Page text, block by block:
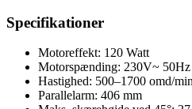
Specifikationer
Motoreffekt: 120 Watt
Motorspænding: 230V~ 50Hz
Hastighed: 500–1700 omd/
Parallelarm: 406 mm